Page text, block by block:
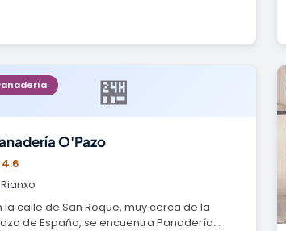
🏪
O'Pazo
4.6
Rianxo
la calle de San Roque, muy cerca de la
de España, se encuentra Panadería